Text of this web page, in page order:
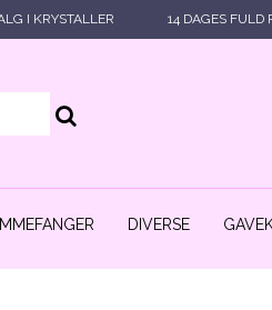
I KRYSTALLER 14 DAGES FULD
DIVERSE